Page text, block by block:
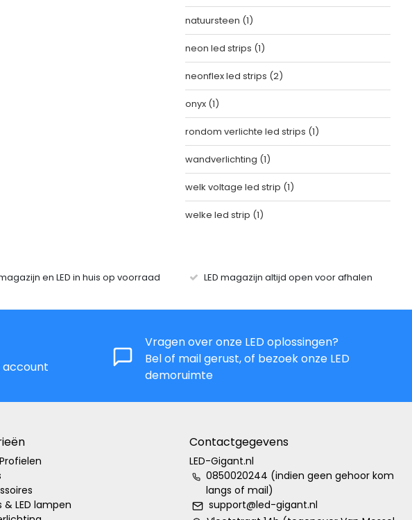
natuursteen (1)
neon led strips (1)
neonflex led strips (2)
onyx (1)
rondom verlichte led strips (1)
wandverlichting (1)
welk voltage led strip (1)
welke led strip (1)
en LED in huis op voorraad LED magazijn altijd open voor afhalen
account
Vragen over onze LED oplossingen?
Bel of mail gerust, of bezoek onze LED
demoruimte
& LED lampen
Contactgegevens
LED-Gigant.nl
0850020244 (indien geen gehoor kom
langs of mail)
support@led-gigant.nl